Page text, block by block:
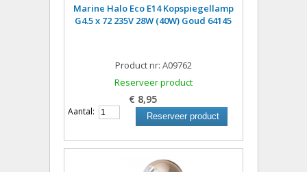
Marine Halo Eco E14 Kopspiegellamp
G4.5 x 72 235V 28W (40W) Goud 64145
Product nr: A09762
Reserveer product
€ 8,95
Aantal: Reserveer product